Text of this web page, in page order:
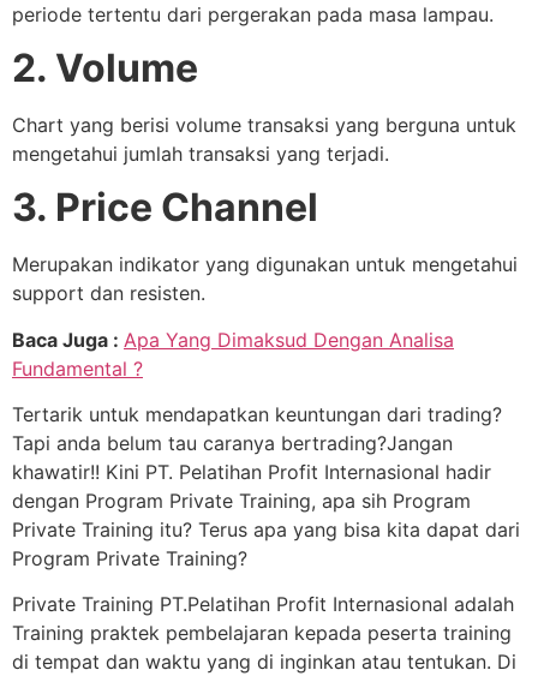
periode tertentu dari pergerakan pada masa lampau.
2. Volume
Chart yang berisi volume transaksi yang berguna untuk
mengetahui jumlah transaksi yang terjadi.
3. Price Channel
Merupakan indikator yang digunakan untuk mengetahui
support dan resisten.
Baca Juga : Apa Yang Dimaksud Dengan Analisa
Fundamental ?
Tertarik untuk mendapatkan keuntungan dari trading?
Tapi anda belum tau caranya bertrading?Jangan
khawatir!! Kini PT. Pelatihan Profit Internasional hadir
dengan Program Private Training, apa sih Program
Private Training itu? Terus apa yang bisa kita dapat dari
Program Private Training?
Private Training PT.Pelatihan Profit Internasional adalah
Training praktek pembelajaran kepada peserta training
di tempat dan waktu yang di inginkan atau tentukan. Di